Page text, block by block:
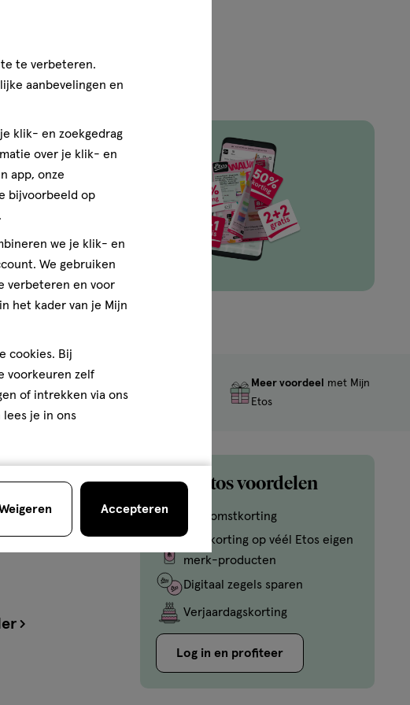
van
Gratisretourneren
Meer voordeel
met Mijn
Etos
Mijn Etos voordelen
Welkomstkorting
10% korting op véél Etos eigen
merk-producten
Digitaal zegels sparen
Verjaardagskorting
Log in en profiteer
te verbeteren.
aanbevelingen en
klik- en zoekgedrag
over je klik- en
app, onze
bijvoorbeeld op
we je klik- en
We gebruiken
verbeteren en voor
het kader van je Mijn
cookies. Bij
voorkeuren zelf
of intrekken via ons
lees je in ons
Accepteren